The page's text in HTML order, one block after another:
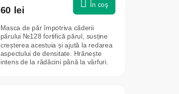
60 lei În coş
Masca de păr împotriva căderii
părului №128 fortifică părul, susține
creșterea acestuia și ajută la redarea
aspectului de densitate. Hrănește
intens de la rădăcini până la vârfuri.